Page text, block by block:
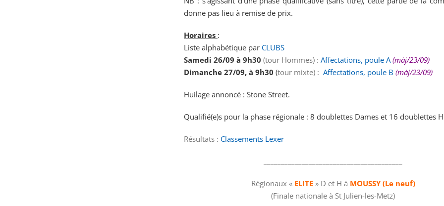
donne pas lieu à remise de prix.
Horaires :
Liste alphabétique par CLUBS
Samedi 26/09 à 9h30 (tour Hommes) : Affectations, poule A (màj/23/09)
Dimanche 27/09, à 9h30 (tour mixte) : Affectations, poule B (màj/23/09)
Huilage annoncé : Stone Street.
Qualifié(e)s pour la phase régionale : 8 doublettes Dames et 16 doublettes
Résultats : Classements Lexer
Régionaux « ELITE» D et H à MOUSSY (Le neuf)
(Finale nationale à St Julien-les-Metz)